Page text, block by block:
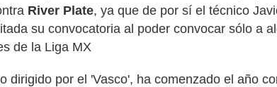
River Plate, ya que de por sí el técnico
su convocatoria al poder convocar sólo a
de la Liga MX
dirigido por el 'Vasco', ha comenzado el año